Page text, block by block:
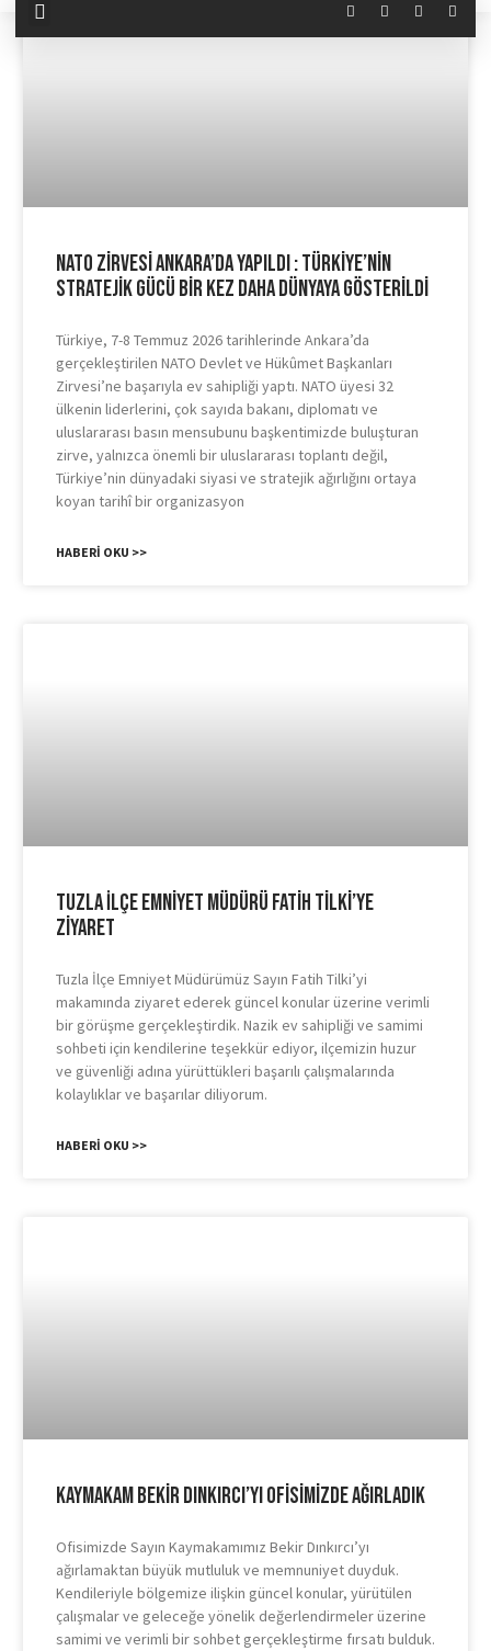
NATO Zirvesi Ankara’da Yapıldı : Türkiye’nin
Stratejik Gücü Bir Kez Daha Dünyaya Gösterildi
Türkiye, 7-8 Temmuz 2026 tarihlerinde Ankara’da
gerçekleştirilen NATO Devlet ve Hükûmet Başkanları
Zirvesi’ne başarıyla ev sahipliği yaptı. NATO üyesi 32
ülkenin liderlerini, çok sayıda bakanı, diplomatı ve
uluslararası basın mensubunu başkentimizde buluşturan
zirve, yalnızca önemli bir uluslararası toplantı değil,
Türkiye’nin dünyadaki siyasi ve stratejik ağırlığını ortaya
koyan tarihî bir organizasyon
HABERI OKU >>
Tuzla İlçe Emniyet Müdürü Fatih Tilki’ye
Ziyaret
Tuzla İlçe Emniyet Müdürümüz Sayın Fatih Tilki’yi
makamında ziyaret ederek güncel konular üzerine verimli
bir görüşme gerçekleştirdik. Nazik ev sahipliği ve samimi
sohbeti için kendilerine teşekkür ediyor, ilçemizin huzur
ve güvenliği adına yürüttükleri başarılı çalışmalarında
kolaylıklar ve başarılar diliyorum.
HABERI OKU >>
Kaymakam Bekir Dınkırcı’yı Ofisimizde Ağırladık
Ofisimizde Sayın Kaymakamımız Bekir Dınkırcı’yı
ağırlamaktan büyük mutluluk ve memnuniyet duyduk.
Kendileriyle bölgemize ilişkin güncel konular, yürütülen
çalışmalar ve geleceğe yönelik değerlendirmeler üzerine
samimi ve verimli bir sohbet gerçekleştirme fırsatı bulduk.